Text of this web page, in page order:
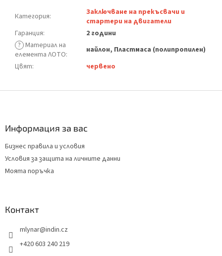
Категория:
Заключване на прекъсвачи и
стартери на двигатели
Гаранция:
2 години
? Материал на
елемента ЛОТО:
найлон, Пластмаса (полипропилен)
Цвят: червено
Информация за вас
Бизнес правила и условия
Условия за защита на личните данни
Моята поръчка
Контакт
mlynar@indin.cz
+420 603 240 219